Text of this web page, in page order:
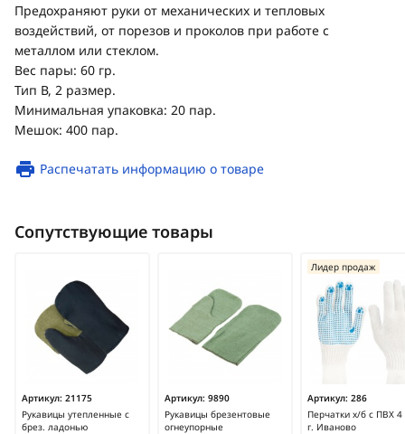
Предохраняют руки от механических и тепловых
воздействий, от порезов и проколов при работе с
металлом или стеклом.
Вес пары: 60 гр.
Тип В, 2 размер.
Минимальная упаковка: 20 пар.
Мешок: 400 пар.
Распечатать информацию о товаре
Сопутствующие товары
Артикул: 21175
Рукавицы утепленные с
брез. ладонью
Артикул: 9890
Рукавицы брезентовые
огнеупорные
Артикул: 286
Перчатки х/б с ПВХ 4
г. Иваново
Лидер продаж